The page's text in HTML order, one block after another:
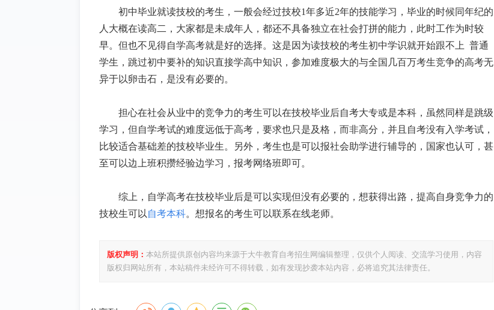
初中毕业就读技校的考生，一般会经过技校1年多近2年的技能学习，毕业的时候同年纪的
人大概在读高二，大家都是未成年人，都还不具备独立在社会打拼的能力，此时工作为时较
早。但也不见得自学高考就是好的选择。这是因为读技校的考生初中学识就开始跟不上 普通
学生，跳过初中要补的知识直接学高中知识，参加难度极大的与全国几百万考生竞争的高考无
异于以卵击石，是没有必要的。
担心在社会从业中的竞争力的考生可以在技校毕业后自考大专或是本科，虽然同样是跳级
学习，但自学考试的难度远低于高考，要求也只是及格，而非高分，并且自考没有入学考试，
比较适合基础差的技校毕业生。另外，考生也是可以报社会助学进行辅导的，国家也认可，甚
至可以边上班积攒经验边学习，报考网络班即可。
综上，自学高考在技校毕业后是可以实现但没有必要的，想获得出路，提高自身竞争力的
技校生可以 自考本科。想报名的考生可以联系在线老师。
版权声明： 本站所提供原创内容均来源于大牛教育自考招生网编辑整理，仅供个人阅读、交流学习使用，内容
版权归网站所有，本站稿件未经许可不得转载，如有发现抄袭本站内容，必将追究其法律责任。